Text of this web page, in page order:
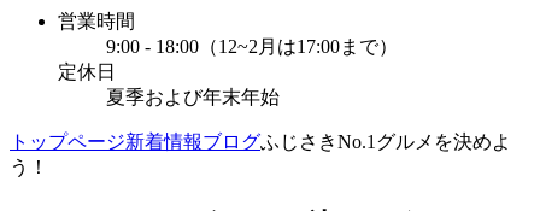
営業時間
9:00 - 18:00（12~2月は17:00まで）
定休日
夏季および年末年始
トップページ新着情報ブログふじさきNo.1グルメを決めよ
う！